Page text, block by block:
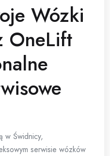
Wózki
OneLift
w Świdnicy,
serwisie wózków